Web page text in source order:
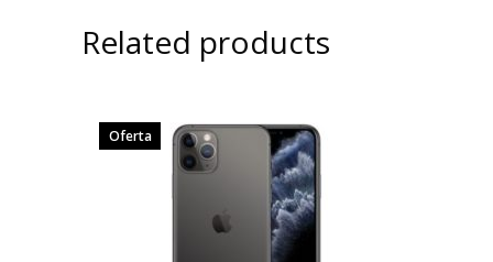
Related products
Oferta